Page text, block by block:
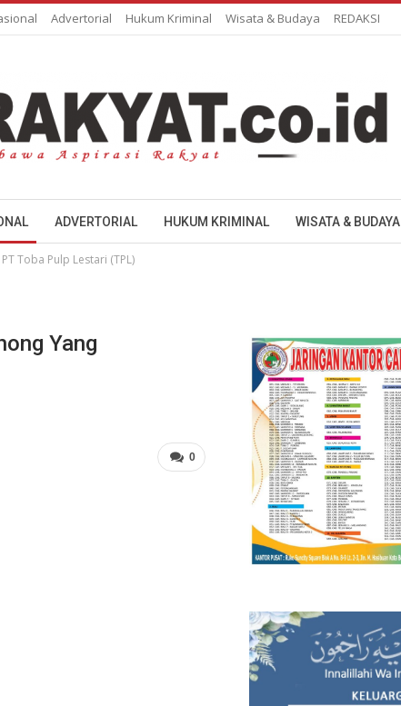
Advertorial Hukum Kriminal Wisata & Budaya REDAKSI
ADVERTORIAL HUKUM KRIMINAL WISATA & BUDAYA
Toba Pulp Lestari (TPL)
Yang
0